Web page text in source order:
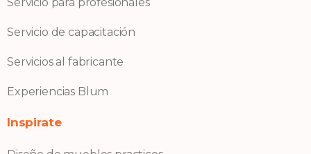
Servicio de capacitación
Servicios al fabricante
Experiencias Blum
Inspirate